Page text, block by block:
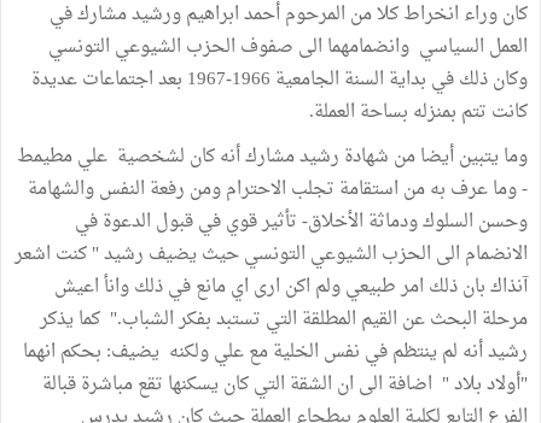
كان وراء انخراط كلا من المرحوم أحمد ابراهيم ورشيد مشارك في
العمل السياسي وانضمامهما الى صفوف الحزب الشيوعي التونسي
وكان ذلك في بداية السنة الجامعية 1966-1967 بعد اجتماعات عديدة
كانت تتم بمنزله بساحة العملة.
وما يتبين أيضا من شهادة رشيد مشارك أنه كان لشخصية علي مطيمط
- وما عرف به من استقامة تجلب الاحترام ومن رفعة النفس والشهامة
وحسن السلوك ودماثة الأخلاق- تأثير قوي في قبول الدعوة في
الانضمام الى الحزب الشيوعي التونسي حيث يضيف رشيد " كنت اشعر
آنذاك بان ذلك امر طبيعي ولم اكن ارى اي مانع في ذلك وانأ اعيش
مرحلة البحث عن القيم المطلقة التي تستبد بفكر الشباب." كما يذكر
رشيد أنه لم ينتظم في نفس الخلية مع علي ولكنه يضيف: بحكم انهما
"أولاد بلاد " اضافة الى ان الشقة التي كان يسكنها تقع مباشرة قبالة